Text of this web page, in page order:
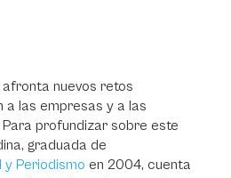
afronta nuevos retos
a las empresas y a las
profundizar sobre este
graduada de
y Periodismo en 2004, cuenta